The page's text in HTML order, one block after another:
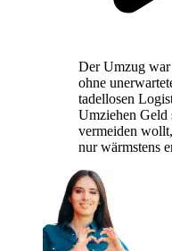
Der Umzug
ohne
tadellosen
Umziehen Geld
vermeiden
nur wärmstens